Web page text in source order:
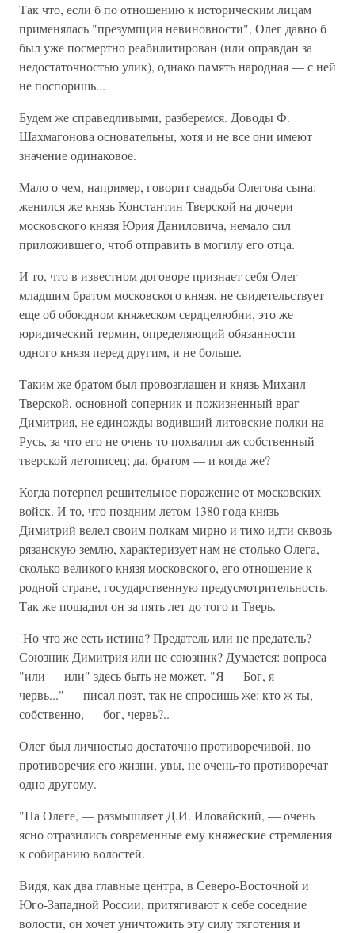
Так что, если б по отношению к историческим лицам
применялась "презумпция невиновности", Олег давно б
был уже посмертно реабилитирован (или оправдан за
недостаточностью улик), однако память народная — с ней
не поспоришь...
Будем же справедливыми, разберемся. Доводы Ф.
Шахмагонова основательны, хотя и не все они имеют
значение одинаковое.
Мало о чем, например, говорит свадьба Олегова сына:
женился же князь Константин Тверской на дочери
московского князя Юрия Даниловича, немало сил
приложившего, чтоб отправить в могилу его отца.
И то, что в известном договоре признает себя Олег
младшим братом московского князя, не свидетельствует
еще об обоюдном княжеском сердцелюбии, это же
юридический термин, определяющий обязанности
одного князя перед другим, и не больше.
Таким же братом был провозглашен и князь Михаил
Тверской, основной соперник и пожизненный враг
Димитрия, не единожды водивший литовские полки на
Русь, за что его не очень-то похвалил аж собственный
тверской летописец; да, братом — и когда же?
Когда потерпел решительное поражение от московских
войск. И то, что поздним летом 1380 года князь
Димитрий велел своим полкам мирно и тихо идти сквозь
рязанскую землю, характеризует нам не столько Олега,
сколько великого князя московского, его отношение к
родной стране, государственную предусмотрительность.
Так же пощадил он за пять лет до того и Тверь.
Но что же есть истина? Предатель или не предатель?
Союзник Димитрия или не союзник? Думается: вопроса
"или — или" здесь быть не может. "Я — Бог, я —
червь..." — писал поэт, так не спросишь же: кто ж ты,
собственно, — бог, червь?..
Олег был личностью достаточно противоречивой, но
противоречия его жизни, увы, не очень-то противоречат
одно другому.
"На Олеге, — размышляет Д.И. Иловайский, — очень
ясно отразились современные ему княжеские стремления
к собиранию волостей.
Видя, как два главные центра, в Северо-Восточной и
Юго-Западной России, притягивают к себе соседние
волости, он хочет уничтожить эту силу тяготения и